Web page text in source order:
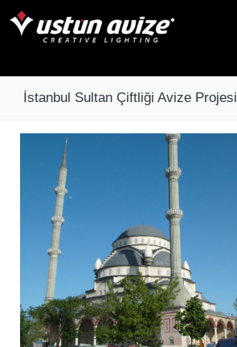
İstanbul Sultan Çiftliği Avize Projesi